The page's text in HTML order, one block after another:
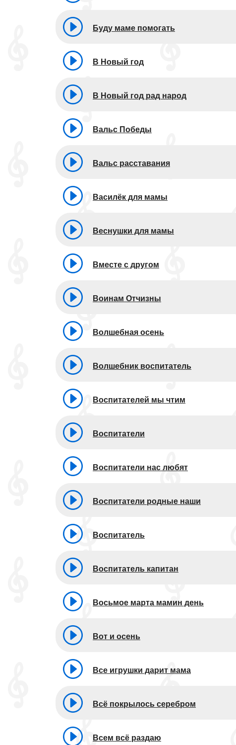
Буду маме помогать
В Новый год
В Новый год рад народ
Вальс Победы
Вальс расставания
Василёк для мамы
Веснушки для мамы
Вместе с другом
Воинам Отчизны
Волшебная осень
Волшебник воспитатель
Воспитателей мы чтим
Воспитатели
Воспитатели нас любят
Воспитатели родные наши
Воспитатель
Воспитатель капитан
Восьмое марта мамин день
Вот и осень
Все игрушки дарит мама
Всё покрылось серебром
Всем всё раздаю